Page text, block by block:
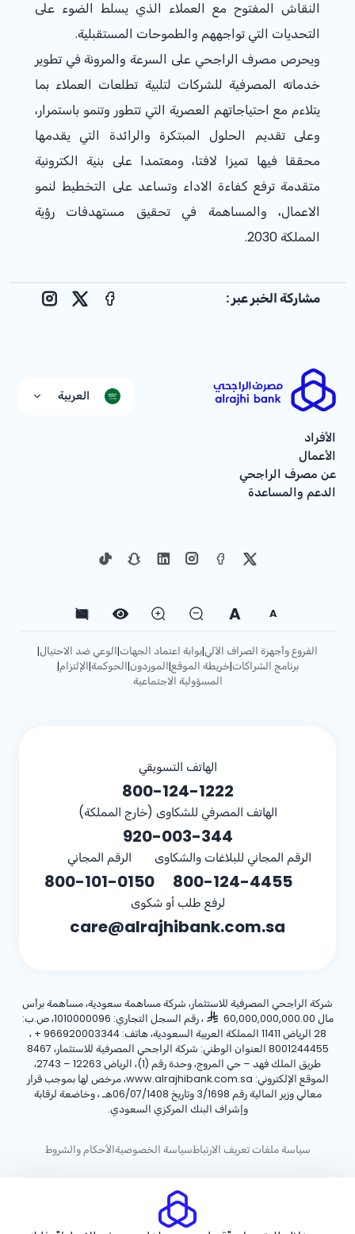
النقاش المفتوح مع العملاء الذي يسلط الضوء على
التحديات التي تواجههم والطموحات المستقبلية.
ويحرص مصرف الراجحي على السرعة والمرونة في تطوير
خدماته المصرفية للشركات لتلبية تطلعات العملاء بما
يتلاءم مع احتياجاتهم العصرية التي تتطور وتنمو باستمرار،
وعلى تقديم الحلول المبتكرة والرائدة التي يقدمها
محققا فيها تميزا لافتا، ومعتمدا على بنية الكترونية
متقدمة ترفع كفاءة الاداء وتساعد على التخطيط لنمو
الاعمال، والمساهمة في تحقيق مستهدفات رؤية
المملكة 2030.
مشاركة الخبر عبر : Facebook
X
العربية
الأفراد
الأعمال
عن مصرف الراجحي
الدعم والمساعدة
A
A
الفروع وأجهزة الصراف الآلي|بوابة اعتماد الجهات|الوعي ضد الاحتيال|
برنامج الشراكات|خريطة الموقع|الموردون|الحوكمة|الإلتزام|
المسؤولية الاجتماعية
الهاتف التسويقي
800-124-1222
الهاتف المصرفي للشكاوى (خارج المملكة)
920-003-344
الرقم المجاني للبلاغات والشكاوى
800-124-4455
الرقم المجاني
800-101-0150
لرفع طلب أو شكوى
care@alrajhibank.com.sa
شركة الراجحي المصرفية للاستثمار، شركة مساهمة سعودية، مساهمة برأس
مال 60,000,000,000.00
، رقم السجل التجاري: 1010000096، ص.ب:
28 الرياض 11411 المملكة العربية السعودية، هاتف:
+ 966920003344 ،
8001244455 العنوان الوطني: شركة الراجحي المصرفية للاستثمار، 8467
طريق الملك فهد – حي المروج، وحدة رقم (1)، الرياض 12263 – 2743،
الموقع الإلكتروني: www.alrajhibank.com.sa، مرخص لها بموجب قرار
معالي وزير المالية رقم 3/1698 وتاريخ 06/07/1408هـ ، وخاضعة لرقابة
وإشراف البنك المركزي السعودي.
سياسة ملفات تعريف الارتباطسياسة الخصوصيةالأحكام والشروط